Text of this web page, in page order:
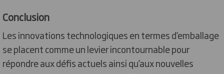
Conclusion
Les innovations technologiques en termes d’emballage
se placent comme un levier incontournable pour
répondre aux défis actuels ainsi qu’aux nouvelles